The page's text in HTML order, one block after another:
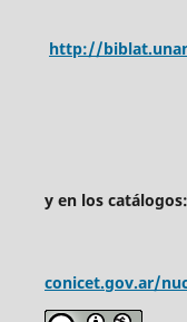
http://
y en los
conicet.gov.ar/